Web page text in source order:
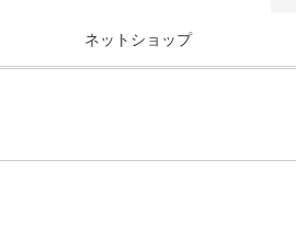
ネットショップ